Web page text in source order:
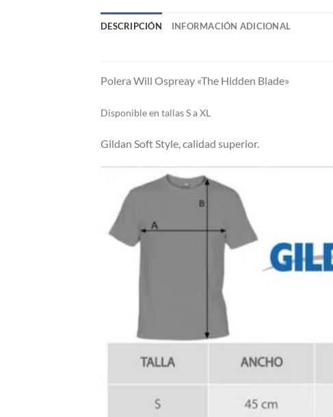
DESCRIPCIÓN INFORMACIÓN ADICIONAL
Polera Will Ospreay «The Hidden Blade»
Disponible en tallas S a XL
Gildan Soft Style, calidad superior.